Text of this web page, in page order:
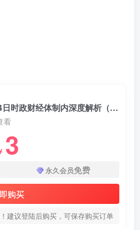
全网大佬文集 | 2025年8月14日时政财经体制内深度解析（附付费更新资源）
看
3
永久会员免费
购买
建议登陆后购买，可保存购买订单